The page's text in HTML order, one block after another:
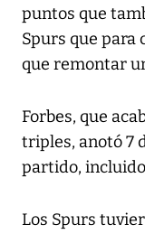
puntos que
Spurs que
que remontar
Forbes, que
triples, anotó 7
partido,
Los Spurs